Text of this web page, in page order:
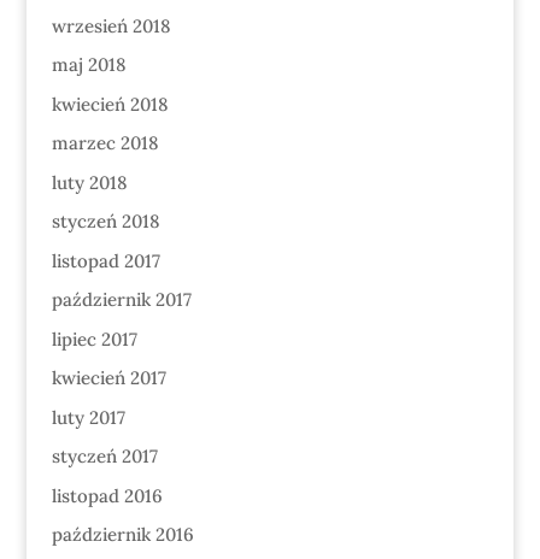
wrzesień 2018
maj 2018
kwiecień 2018
marzec 2018
luty 2018
styczeń 2018
listopad 2017
październik 2017
lipiec 2017
kwiecień 2017
luty 2017
styczeń 2017
listopad 2016
październik 2016